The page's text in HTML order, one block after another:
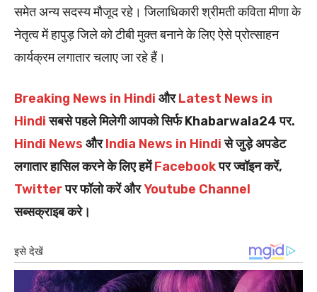
समेत अन्य सदस्य मौजूद रहे। जिलाधिकारी श्रीमती कविता मीणा के
नेतृत्व में हापुड़ जिले को टीबी मुक्त बनाने के लिए ऐसे प्रोत्साहन
कार्यक्रम लगातार चलाए जा रहे हैं।
Breaking News in Hindi औरLatest News in
Hindiसबसे पहले मिलेगी आपको सिर्फ Khabarwala24 पर.
Hindi News औरIndia News in Hindiसे जुड़े अपडेट
लगातार हासिल करने के लिए हमेंFacebookपर ज्वॉइन करें,
Twitterपर फॉलो करें औरYoutube Channel
सब्सक्राइब करे।